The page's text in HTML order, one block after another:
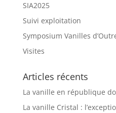
SIA2025
Suivi exploitation
Symposium Vanilles
Visites
Articles récents
La vanille en république
La vanille Cristal :